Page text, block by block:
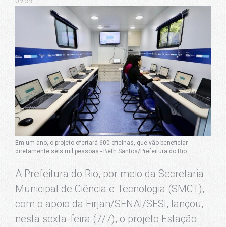
Em um ano, o projeto ofertará 600 oficinas, que vão beneficiar
diretamente seis mil pessoas - Beth Santos/Prefeitura do Rio
A Prefeitura do Rio, por meio da Secretaria
Municipal de Ciência e Tecnologia (SMCT),
com o apoio da Firjan/SENAI/SESI, lançou,
nesta sexta-feira (7/7), o projeto Estação